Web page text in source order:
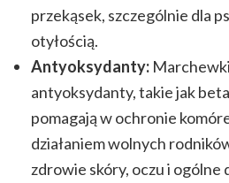
przekąsek, szczególnie dla
otyłością.
Antyoksydanty:
antyoksydanty, takie jak
pomagają w ochronie
działaniem wolnych
zdrowie skóry, oczu i ogólne